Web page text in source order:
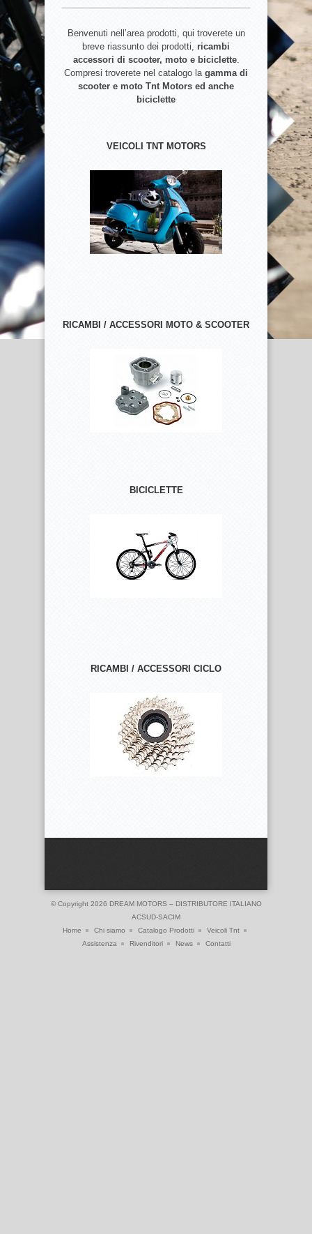
Benvenuti nell’area prodotti, qui troverete un
breve riassunto dei prodotti, ricambi
accessori di scooter, moto e biciclette.
Compresi troverete nel catalogo lagamma di
scooter e moto Tnt Motors ed anche
biciclette
VEICOLI TNT MOTORS
RICAMBI / ACCESSORI MOTO & SCOOTER
BICICLETTE
RICAMBI / ACCESSORI CICLO
© Copyright 2026 DREAM MOTORS – DISTRIBUTORE ITALIANO
ACSUD-SACIM
Home
Chi siamo Catalogo Prodotti
Veicoli Tnt
Assistenza
Rivenditori News Contatti